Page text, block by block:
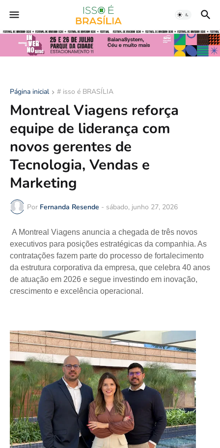
Página inicial # isso é BRASÍLIA
Montreal Viagens reforça
equipe de liderança com
novos gerentes de
Tecnologia, Vendas e
Marketing
Por Fernanda Resende - sábado, junho 27, 2026
A Montreal Viagens anuncia a chegada de três novos
executivos para posições estratégicas da companhia. As
contratações fazem parte do processo de fortalecimento
da estrutura corporativa da empresa, que celebra 40 anos
de atuação em 2026 e segue investindo em inovação,
crescimento e excelência operacional.